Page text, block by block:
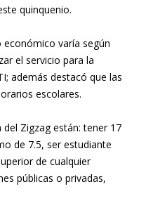
quinquenio.
varía según
el servicio para la
además destacó que las
escolares.
Zigzag están: tener 17
de 7.5, ser estudiante
de cualquier
públicas o privadas,